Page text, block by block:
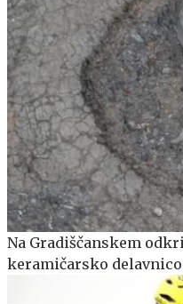
Na Gradiščanskem
keramičarsko delavnico